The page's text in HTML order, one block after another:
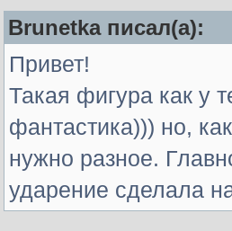
Brunetka писал(а):
Привет!
Такая фигура как у
фантастика))) но,
нужно разное.
ударение сделала